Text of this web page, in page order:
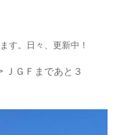
す。日々、更新中！
ＪＧＦまであと３